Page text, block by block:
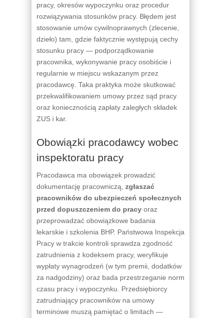
pracy, okresów wypoczynku oraz procedur
rozwiązywania stosunków pracy. Błędem jest
stosowanie umów cywilnoprawnych (zlecenie,
dzieło) tam, gdzie faktycznie występują cechy
stosunku pracy — podporządkowanie
pracownika, wykonywanie pracy osobiście i
regularnie w miejscu wskazanym przez
pracodawcę. Taka praktyka może skutkować
przekwalifikowaniem umowy przez sąd pracy
oraz koniecznością zapłaty zaległych składek
ZUS i kar.
Obowiązki pracodawcy wobec
inspektoratu pracy
Pracodawca ma obowiązek prowadzić
dokumentację pracowniczą, zgłaszać
pracowników do ubezpieczeń społecznych
przed dopuszczeniem do pracy oraz
przeprowadzać obowiązkowe badania
lekarskie i szkolenia BHP. Państwowa Inspekcja
Pracy w trakcie kontroli sprawdza zgodność
zatrudnienia z kodeksem pracy, weryfikuje
wypłaty wynagrodzeń (w tym premii, dodatków
za nadgodziny) oraz bada przestrzeganie norm
czasu pracy i wypoczynku. Przedsiębiorcy
zatrudniający pracowników na umowy
terminowe muszą pamiętać o limitach —